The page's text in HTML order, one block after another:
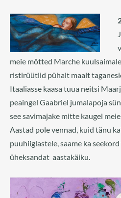
meie mõtted Marche
ristirüütlid pühalt maalt
Itaaliasse kaasa tuua neitsi
peaingel Gaabriel jumalapoja
see savimajake mitte kaugel
Aastad pole vennad, kuid tänu
puuhiiglastele, saame ka
üheksandat aastakäiku.